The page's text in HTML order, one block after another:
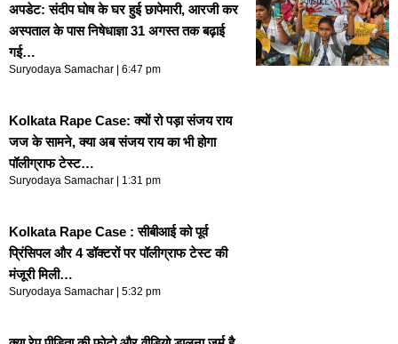
अपडेट: संदीप घोष के घर हुई छापेमारी, आरजी कर
अस्पताल के पास निषेधाज्ञा 31 अगस्त तक बढ़ाई
गई…
Suryodaya Samachar 6:47 pm
Kolkata Rape Case: क्यों रो पड़ा संजय राय
जज के सामने, क्या अब संजय राय का भी होगा
पॉलीग्राफ टेस्ट…
Suryodaya Samachar 1:31 pm
Kolkata Rape Case : सीबीआई को पूर्व
प्रिंसिपल और 4 डॉक्टरों पर पॉलीग्राफ टेस्ट की
मंजूरी मिली…
Suryodaya Samachar 5:32 pm